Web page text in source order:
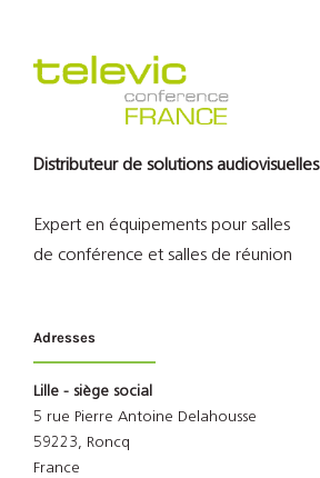
Distributeur de solutions audiovisuelles
Expert en équipements pour salles
de conférence et salles de réunion
Adresses
Lille - siège social
5 rue Pierre Antoine Delahousse
59223, Roncq
France